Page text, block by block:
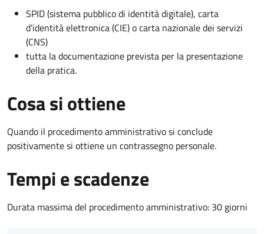
SPID (sistema pubblico di identità digitale), carta
d’identità elettronica (CIE) o carta nazionale dei servizi
(CNS)
tutta la documentazione prevista per la presentazione
della pratica.
Cosa si ottiene
Quando il procedimento amministrativo si conclude
positivamente si ottiene un contrassegno personale.
Tempi e scadenze
Durata massima del procedimento amministrativo: 30 giorni